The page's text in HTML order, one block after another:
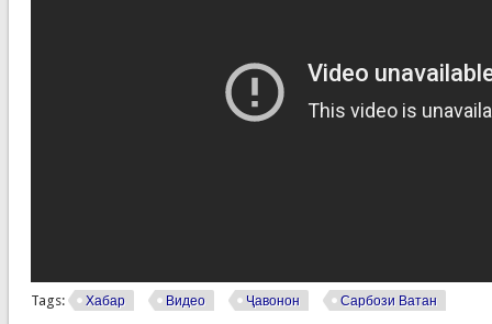
Tags: Хабар Видео Ҷавонон Сарбози Ватан